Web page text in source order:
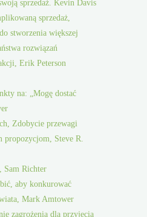
sprzedaż. Kevin Davis
sprzedaż,
stworzenia większej
rozwiązań
Erik Peterson
na: „Mogę dostać
Zdobycie przewagi
Steve R.
Sam Richter
aby konkurować
Mark Amtower
zagrożenia dla przyjęcia